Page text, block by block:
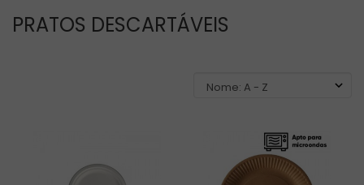
PRATOS DESCARTÁVEIS